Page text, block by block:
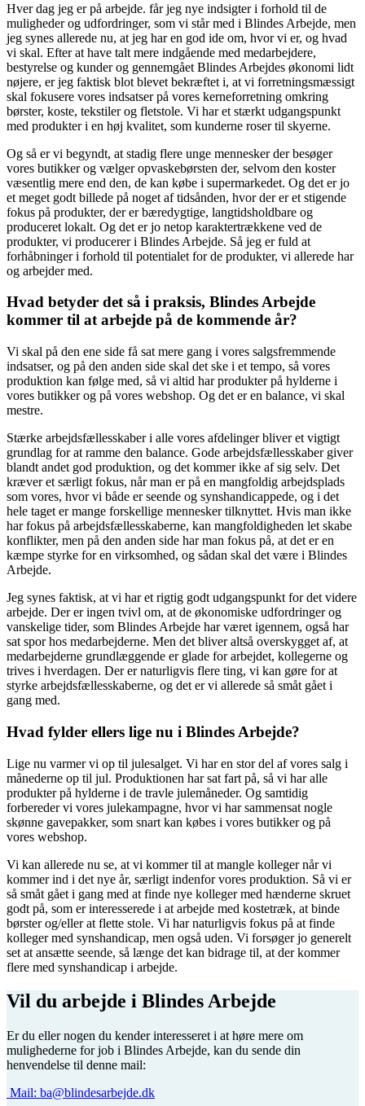
Hver dag jeg er på arbejde. får jeg nye indsigter i forhold til de
muligheder og udfordringer, som vi står med i Blindes Arbejde, men
jeg synes allerede nu, at jeg har en god ide om, hvor vi er, og hvad
vi skal. Efter at have talt mere indgående med medarbejdere,
bestyrelse og kunder og gennemgået Blindes Arbejdes økonomi lidt
nøjere, er jeg faktisk blot blevet bekræftet i, at vi forretningsmæssigt
skal fokusere vores indsatser på vores kerneforretning omkring
børster, koste, tekstiler og fletstole. Vi har et stærkt udgangspunkt
med produkter i en høj kvalitet, som kunderne roser til skyerne.
Og så er vi begyndt, at stadig flere unge mennesker der besøger
vores butikker og vælger opvaskebørsten der, selvom den koster
væsentlig mere end den, de kan købe i supermarkedet. Og det er jo
et meget godt billede på noget af tidsånden, hvor der er et stigende
fokus på produkter, der er bæredygtige, langtidsholdbare og
produceret lokalt. Og det er jo netop karaktertrækkene ved de
produkter, vi producerer i Blindes Arbejde. Så jeg er fuld at
forhåbninger i forhold til potentialet for de produkter, vi allerede har
og arbejder med.
Hvad betyder det så i praksis, Blindes Arbejde
kommer til at arbejde på de kommende år?
Vi skal på den ene side få sat mere gang i vores salgsfremmende
indsatser, og på den anden side skal det ske i et tempo, så vores
produktion kan følge med, så vi altid har produkter på hylderne i
vores butikker og på vores webshop. Og det er en balance, vi skal
mestre.
Stærke arbejdsfællesskaber i alle vores afdelinger bliver et vigtigt
grundlag for at ramme den balance. Gode arbejdsfællesskaber giver
blandt andet god produktion, og det kommer ikke af sig selv. Det
kræver et særligt fokus, når man er på en mangfoldig arbejdsplads
som vores, hvor vi både er seende og synshandicappede, og i det
hele taget er mange forskellige mennesker tilknyttet. Hvis man ikke
har fokus på arbejdsfællesskaberne, kan mangfoldigheden let skabe
konflikter, men på den anden side har man fokus på, at det er en
kæmpe styrke for en virksomhed, og sådan skal det være i Blindes
Arbejde.
Jeg synes faktisk, at vi har et rigtig godt udgangspunkt for det videre
arbejde. Der er ingen tvivl om, at de økonomiske udfordringer og
vanskelige tider, som Blindes Arbejde har været igennem, også har
sat spor hos medarbejderne. Men det bliver altså overskygget af, at
medarbejderne grundlæggende er glade for arbejdet, kollegerne og
trives i hverdagen. Der er naturligvis flere ting, vi kan gøre for at
styrke arbejdsfællesskaberne, og det er vi allerede så småt gået i
gang med.
Hvad fylder ellers lige nu i Blindes Arbejde?
Lige nu varmer vi op til julesalget. Vi har en stor del af vores salg i
månederne op til jul. Produktionen har sat fart på, så vi har alle
produkter på hylderne i de travle julemåneder. Og samtidig
forbereder vi vores julekampagne, hvor vi har sammensat nogle
skønne gavepakker, som snart kan købes i vores butikker og på
vores webshop.
Vi kan allerede nu se, at vi kommer til at mangle kolleger når vi
kommer ind i det nye år, særligt indenfor vores produktion. Så vi er
så småt gået i gang med at finde nye kolleger med hænderne skruet
godt på, som er interesserede i at arbejde med kostetræk, at binde
børster og/eller at flette stole. Vi har naturligvis fokus på at finde
kolleger med synshandicap, men også uden. Vi forsøger jo generelt
set at ansætte seende, så længe det kan bidrage til, at der kommer
flere med synshandicap i arbejde.
Vil du arbejde i Blindes Arbejde
Er du eller nogen du kender interesseret i at høre mere om
mulighederne for job i Blindes Arbejde, kan du sende din
henvendelse til denne mail:
Mail: ba@blindesarbejde.dk